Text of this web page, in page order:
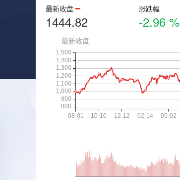
最新收盘
1444.82
涨跌幅
-2.96 %